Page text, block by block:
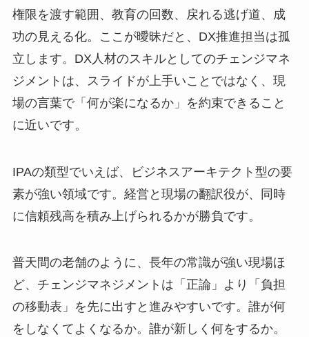
権限を渡す範囲、教育の回数、戻れる逃げ道、成
功の見える化。ここが曖昧だと、DX推進担当は孤
立します。DX人材のスキルとしてのチェンジマネ
ジメントは、スライドが上手いことではなく、現
場の言葉で「何が楽になるか」を約束できること
に近いです。
IPAの類型でいえば、ビジネスアーキテクト型の要
素が強い領域です。経営と現場の翻訳役が、同時
に信頼残高を積み上げられるかが勝負です。
普天間の老舗のように、長年の常識が強い現場ほ
ど、チェンジマネジメントは「正論」より「負担
の移動表」を先に出すと進みやすいです。誰が何
をしなくてよくなるか。誰が新しく何をするか。